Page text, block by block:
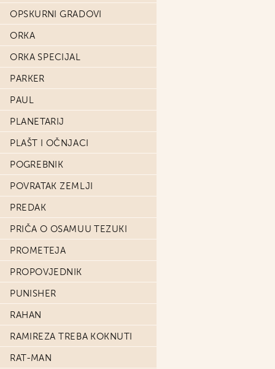
OPSKURNI GRADOVI
ORKA
ORKA SPECIJAL
PARKER
PAUL
PLANETARIJ
PLAŠT I OČNJACI
POGREBNIK
POVRATAK ZEMLJI
PREDAK
PRIČA O OSAMUU TEZUKI
PROMETEJA
PROPOVJEDNIK
PUNISHER
RAHAN
RAMIREZA TREBA KOKNUTI
RAT-MAN